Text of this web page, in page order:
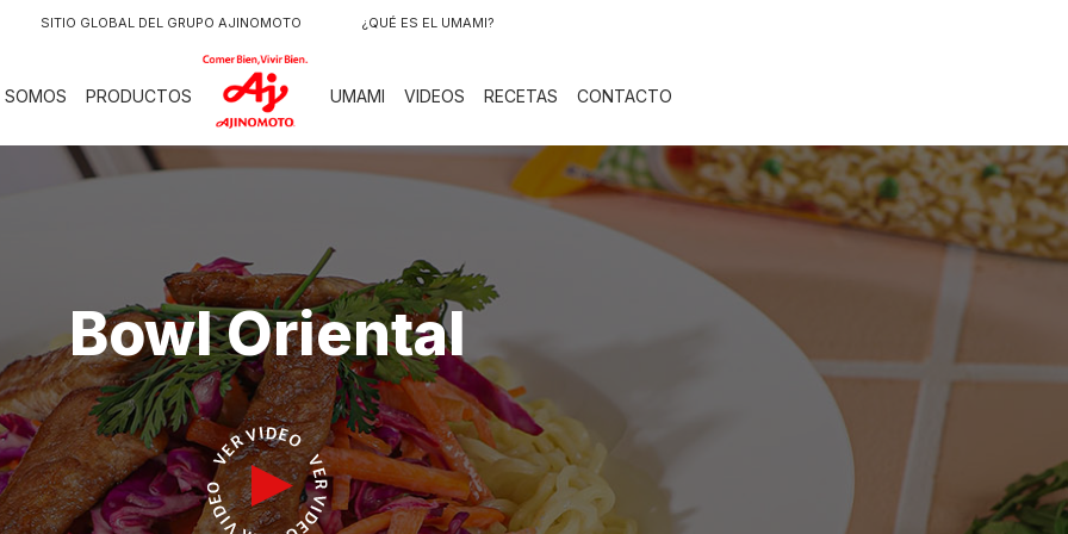
SITIO GLOBAL DEL GRUPO AJINOMOTO ¿QUÉ ES EL UMAMI?
SOMOS PRODUCTOS
LOGO
UMAMI
VIDEOS RECETAS CONTACTO
Bowl Oriental